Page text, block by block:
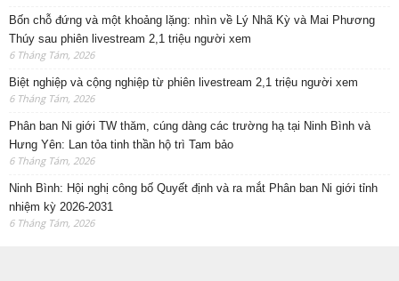
Bốn chỗ đứng và một khoảng lặng: nhìn về Lý Nhã Kỳ và Mai Phương
Thúy sau phiên livestream 2,1 triệu người xem
6 Tháng Tám, 2026
Biệt nghiệp và cộng nghiệp từ phiên livestream 2,1 triệu người xem
6 Tháng Tám, 2026
Phân ban Ni giới TW thăm, cúng dàng các trường hạ tại Ninh Bình và
Hưng Yên: Lan tỏa tinh thần hộ trì Tam bảo
6 Tháng Tám, 2026
Ninh Bình: Hội nghị công bố Quyết định và ra mắt Phân ban Ni giới tỉnh
nhiệm kỳ 2026-2031
6 Tháng Tám, 2026